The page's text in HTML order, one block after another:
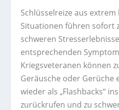
Schlüsselreize aus
Situationen führen sofort
schweren
entsprechenden
Kriegsveteranen können
Geräusche oder Gerüche
wieder als „Flashbacks“
zurückrufen und zu